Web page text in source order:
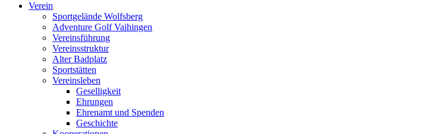
Verein
Sportgelände Wolfsberg
Adventure Golf Vaihingen
Vereinsführung
Vereinsstruktur
Alter Badplatz
Sportstätten
Vereinsleben
Geselligkeit
Ehrungen
Ehrenamt und Spenden
Geschichte